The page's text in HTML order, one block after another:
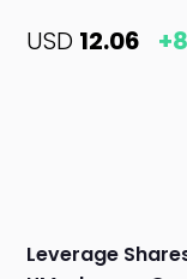
USD 12.06
Leverage